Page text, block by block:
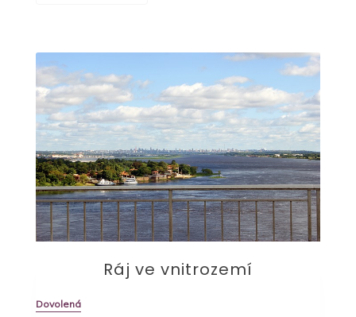
Ráj ve vnitrozemí
Dovolená